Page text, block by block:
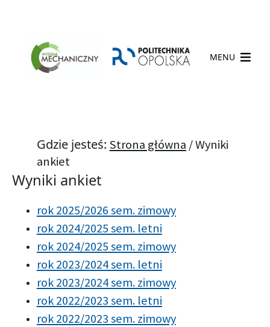
MENU
Gdzie jesteś: Strona główna /Wyniki
ankiet
Wyniki ankiet
rok 2025/2026 sem. zimowy
rok 2024/2025 sem. letni
rok 2024/2025 sem. zimowy
rok 2023/2024 sem. letni
rok 2023/2024 sem. zimowy
rok 2022/2023 sem. letni
rok 2022/2023 sem. zimowy